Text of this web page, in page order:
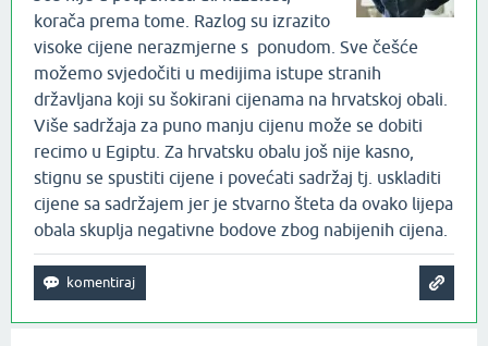
korača prema tome. Razlog su izrazito
visoke cijene nerazmjerne s ponudom. Sve češće
možemo svjedočiti u medijima istupe stranih
državljana koji su šokirani cijenama na hrvatskoj obali.
Više sadržaja za puno manju cijenu može se dobiti
recimo u Egiptu. Za hrvatsku obalu još nije kasno,
stignu se spustiti cijene i povećati sadržaj tj. uskladiti
cijene sa sadržajem jer je stvarno šteta da ovako lijepa
obala skuplja negativne bodove zbog nabijenih cijena.